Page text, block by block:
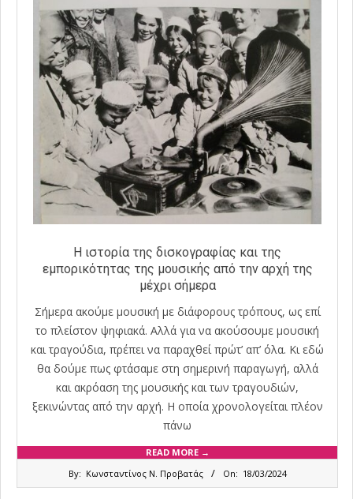
Η ιστορία της δισκογραφίας και της
εμπορικότητας της μουσικής από την αρχή της
μέχρι σήμερα
Σήμερα ακούμε μουσική με διάφορους τρόπους, ως επί
το πλείστον ψηφιακά. Αλλά για να ακούσουμε μουσική
και τραγούδια, πρέπει να παραχθεί πρώτ’ απ’ όλα. Κι εδώ
θα δούμε πως φτάσαμε στη σημερινή παραγωγή, αλλά
και ακρόαση της μουσικής και των τραγουδιών,
ξεκινώντας από την αρχή. Η οποία χρονολογείται πλέον
πάνω
READ MORE →
By: Κωνσταντίνος Ν. Προβατάς On: 18/03/2024